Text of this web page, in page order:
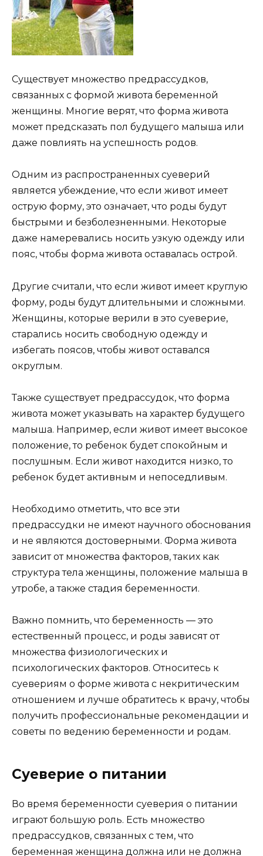
Существует множество предрассудков,
связанных с формой живота беременной
женщины. Многие верят, что форма живота
может предсказать пол будущего малыша или
даже повлиять на успешность родов.
Одним из распространенных суеверий
является убеждение, что если живот имеет
острую форму, это означает, что роды будут
быстрыми и безболезненными. Некоторые
даже намеревались носить узкую одежду или
пояс, чтобы форма живота оставалась острой.
Другие считали, что если живот имеет круглую
форму, роды будут длительными и сложными.
Женщины, которые верили в это суеверие,
старались носить свободную одежду и
избегать поясов, чтобы живот оставался
округлым.
Также существует предрассудок, что форма
живота может указывать на характер будущего
малыша. Например, если живот имеет высокое
положение, то ребенок будет спокойным и
послушным. Если живот находится низко, то
ребенок будет активным и непоседливым.
Необходимо отметить, что все эти
предрассудки не имеют научного обоснования
и не являются достоверными. Форма живота
зависит от множества факторов, таких как
структура тела женщины, положение малыша в
утробе, а также стадия беременности.
Важно помнить, что беременность — это
естественный процесс, и роды зависят от
множества физиологических и
психологических факторов. Относитесь к
суевериям о форме живота с некритическим
отношением и лучше обратитесь к врачу, чтобы
получить профессиональные рекомендации и
советы по ведению беременности и родам.
Суеверие о питании
Во время беременности суеверия о питании
играют большую роль. Есть множество
предрассудков, связанных с тем, что
беременная женщина должна или не должна